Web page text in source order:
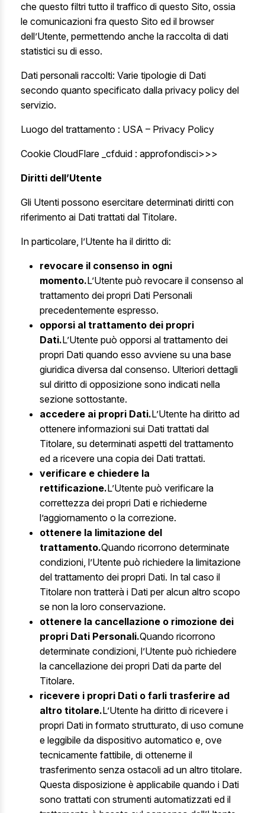
che questo filtri tutto il traffico di questo Sito, ossia
le comunicazioni fra questo Sito ed il browser
dell’Utente, permettendo anche la raccolta di dati
statistici su di esso.
Dati personali raccolti: Varie tipologie di Dati
secondo quanto specificato dalla privacy policy del
servizio.
Luogo del trattamento : USA – Privacy Policy
Cookie CloudFlare _cfduid : approfondisci>>>
Diritti dell’Utente
Gli Utenti possono esercitare determinati diritti con
riferimento ai Dati trattati dal Titolare.
In particolare, l’Utente ha il diritto di:
revocare il consenso in ogni
momento.L’Utente può revocare il consenso al
trattamento dei propri Dati Personali
precedentemente espresso.
opporsi al trattamento dei propri
Dati.L’Utente può opporsi al trattamento dei
propri Dati quando esso avviene su una base
giuridica diversa dal consenso. Ulteriori dettagli
sul diritto di opposizione sono indicati nella
sezione sottostante.
accedere ai propri Dati.L’Utente ha diritto ad
ottenere informazioni sui Dati trattati dal
Titolare, su determinati aspetti del trattamento
ed a ricevere una copia dei Dati trattati.
verificare e chiedere la
rettificazione.L’Utente può verificare la
correttezza dei propri Dati e richiederne
l’aggiornamento o la correzione.
ottenere la limitazione del
trattamento.Quando ricorrono determinate
condizioni, l’Utente può richiedere la limitazione
del trattamento dei propri Dati. In tal caso il
Titolare non tratterà i Dati per alcun altro scopo
se non la loro conservazione.
ottenere la cancellazione o rimozione dei
propri Dati Personali.Quando ricorrono
determinate condizioni, l’Utente può richiedere
la cancellazione dei propri Dati da parte del
Titolare.
ricevere i propri Dati o farli trasferire ad
altro titolare.L’Utente ha diritto di ricevere i
propri Dati in formato strutturato, di uso comune
e leggibile da dispositivo automatico e, ove
tecnicamente fattibile, di ottenerne il
trasferimento senza ostacoli ad un altro titolare.
Questa disposizione è applicabile quando i Dati
sono trattati con strumenti automatizzati ed il